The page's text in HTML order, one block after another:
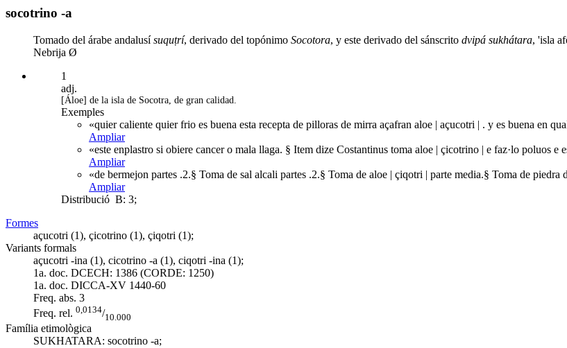
socotrino -a
Tomado del árabe andalusísuquṭrí, derivado del topónimo Socotora, y este derivado del sánscrito dvipá sukhátara, 'isla
Nebrija Ø
1
adj.
[Áloe] de la isla de Socotra, de gran calidad.
Exemples
«quier caliente quier frio es buena esta recepta de pilloras de mirra açafran aloe | açucotri | . y es buena en
Ampliar
«este enplastro si obiere cancer o mala llaga. § Item dize Costantinus toma aloe | çicotrino | e faz·lo poluos
Ampliar
«de bermejon partes .2.§ Toma de sal alcali partes .2.§ Toma de aloe | çiqotri | parte media.§ Toma de
Ampliar
Distribució B: 3;
Formes
açucotri (1), çicotrino (1), çiqotri (1);
Variants formals
açucotri -ina (1), cicotrino -a (1), ciqotri -ina (1);
1a. doc. DCECH: 1386 (CORDE: 1250)
1a. doc. DICCA-XV 1440-60
Freq. abs. 3
Freq. rel. 0,0134/10.000
Família etimològica
SUKHATARA: socotrino -a;